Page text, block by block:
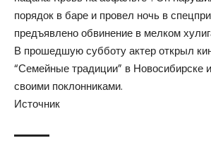
порядок в баре и провел ночь в
предъявлено обвинение в мелком
В прошедшую субботу актер открыл
“Семейные традиции” в Новосибирске
своими поклонниками.
Источник